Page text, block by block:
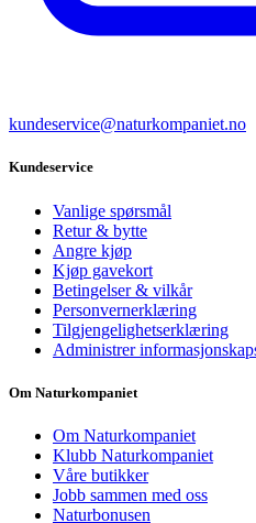
kundeservice@naturkompaniet.no
Kundeservice
Vanlige spørsmål
Retur & bytte
Angre kjøp
Kjøp gavekort
Betingelser & vilkår
Personvernerklæring
Tilgjengelighetserklæring
Administrer
Om Naturkompaniet
Om Naturkompaniet
Klubb Naturkompaniet
Våre butikker
Jobb sammen med oss
Naturbonusen